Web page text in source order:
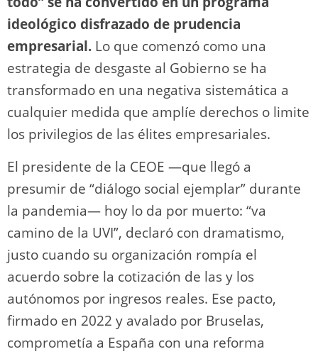
ideológico disfrazado de prudencia
empresarial. Lo que comenzó como una
estrategia de desgaste al Gobierno se ha
transformado en una negativa sistemática a
cualquier medida que amplíe derechos o limite
los privilegios de las élites empresariales.
El presidente de la CEOE —que llegó a
presumir de “diálogo social ejemplar” durante
la pandemia— hoy lo da por muerto: “va
camino de la UVI”, declaró con dramatismo,
justo cuando su organización rompía el
acuerdo sobre la cotización de las y los
autónomos por ingresos reales. Ese pacto,
firmado en 2022 y avalado por Bruselas,
comprometía a España con una reforma